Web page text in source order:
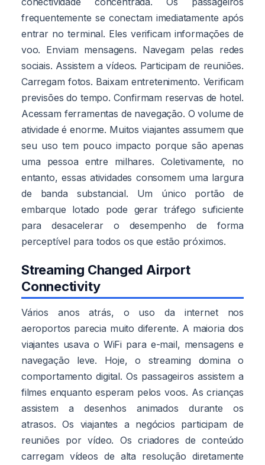
frequentemente se conectam imediatamente após
entrar no terminal. Eles verificam informações de
voo. Enviam mensagens. Navegam pelas redes
sociais. Assistem a vídeos. Participam de reuniões.
Carregam fotos. Baixam entretenimento. Verificam
previsões do tempo. Confirmam reservas de hotel.
Acessam ferramentas de navegação. O volume de
atividade é enorme. Muitos viajantes assumem que
seu uso tem pouco impacto porque são apenas
uma pessoa entre milhares. Coletivamente, no
entanto, essas atividades consomem uma largura
de banda substancial. Um único portão de
embarque lotado pode gerar tráfego suficiente
para desacelerar o desempenho de forma
perceptível para todos os que estão próximos.
Streaming Changed Airport
Connectivity
Vários anos atrás, o uso da internet nos
aeroportos parecia muito diferente. A maioria dos
viajantes usava o WiFi para e-mail, mensagens e
navegação leve. Hoje, o streaming domina o
comportamento digital. Os passageiros assistem a
filmes enquanto esperam pelos voos. As crianças
assistem a desenhos animados durante os
atrasos. Os viajantes a negócios participam de
reuniões por vídeo. Os criadores de conteúdo
carregam vídeos de alta resolução diretamente